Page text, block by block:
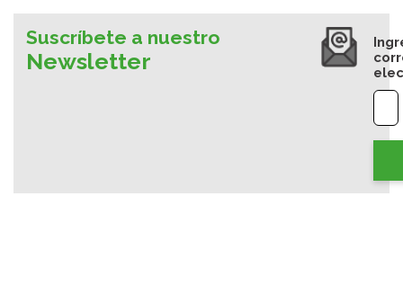
Suscríbete a nuestro
Newsletter